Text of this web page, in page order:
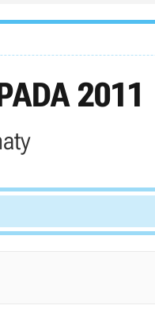
2011